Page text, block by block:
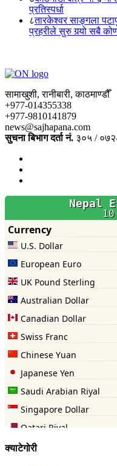
प्रतिस्पर्धा
८तारकेश्वर साङ्गला
प्रहरीले सुरु गर्‍यो सबै
सामाखुशी, रानीबारी, काठमाण्डौँ
+977-014355338
+977-9810141879
news@sajhapana.com
सुचना बिभाग दर्ता नं. ३०५ /
क्याटेगोरी